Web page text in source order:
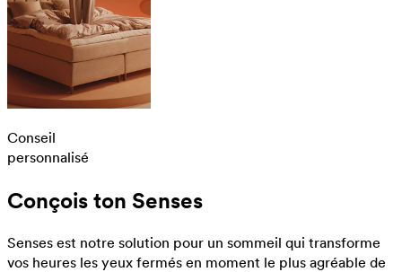
Conseil
personnalisé
Conçois ton Senses
Senses est notre solution pour un sommeil qui transforme
vos heures les yeux fermés en moment le plus agréable de